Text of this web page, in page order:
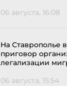
06 августа, 16:08
На Ставрополье
приговор
легализации
06 августа, 15:54